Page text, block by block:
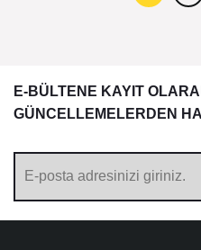
E-BÜLTENE KAYIT
GÜNCELLEMELERDEN